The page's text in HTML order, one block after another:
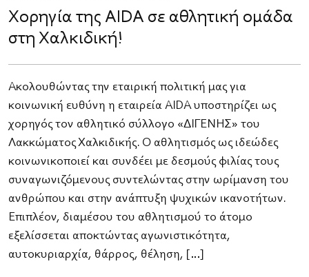
Χορηγία της AIDA σε αθλητική ομάδα
στη Χαλκιδική!
Ακολουθώντας την εταιρική πολιτική μας για
κοινωνική ευθύνη η εταιρεία AIDA υποστηρίζει ως
χορηγός τον αθλητικό σύλλογο «ΔΙΓΕΝΗΣ» του
Λακκώματος Χαλκιδικής. Ο αθλητισμός ως ιδεώδες
κοινωνικοποιεί και συνδέει με δεσμούς φιλίας τους
συναγωνιζόμενους συντελώντας στην ωρίμανση του
ανθρώπου και στην ανάπτυξη ψυχικών ικανοτήτων.
Επιπλέον, διαμέσου του αθλητισμού το άτομο
εξελίσσεται αποκτώντας αγωνιστικότητα,
αυτοκυριαρχία, θάρρος, θέληση, […]